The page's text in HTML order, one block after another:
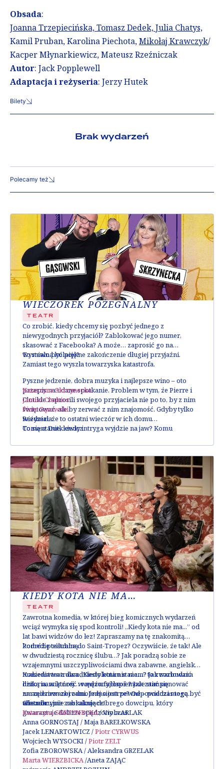
Obsada:
Joanna Trzepiecińska,Tomasz Dedek,Julia Chatys,
Kamil Pruban, Karolina Piechota,Mikołaj Krawczyk/
Kacper Młynarkiewicz, Mateusz Rzeźniczak
Autor: Jack Popplewell
Adaptacja i reżyseria: Jerzy Hutek
Bilety
Brak wydarzeń
Polecamy też
WIECZOREK POŻEGNALNY
TEATR
Co zrobić, kiedy chcemy się pozbyć jednego z
niewygodnych przyjaciół? Zablokować jego numer,
skasować z Facebooka? A może… zaprosić go na
wystawną kolację?
To miało być piękne zakończenie długiej przyjaźni.
Zamiast tego wyszła towarzyska katastrofa.
Pyszne jedzenie, dobra muzyka i najlepsze wino – oto
przepis na udane spotkanie. Problem w tym, że Pierre i
Clotilde zaprosili swojego przyjaciela nie po to, by z nim
świętować, ale by zerwać z nim znajomość. Gdyby tylko
wiedział, że to ostatni wieczór w ich domu…
Co się stanie, kiedy intryga wyjdzie na jaw? Komu
przyjaźni? Tyle pytań! I tylko jedno jest pewne – ten
wieczór będzie inny niż wszystkie.
Obsada:
Katarzyna Skrzynecka
Janusz Chabior
Piotr Gąsowski
Reżyseria:
Tomasz Dutkiewicz
KIEDY KOTA NIE MA…
TEATR
Zawrotna komedia, w której bieg komicznych wydarzeń
wciąż wymyka się spod kontroli! „Kiedy kota nie ma...” od
lat bawi widzów do łez! Zapraszamy na tę znakomitą
komedię teatralną.
Podróż poślubna do Saint-Tropez? Oczywiście, że tak! Ale
w dwudziestą rocznicę ślubu…? Jak poradzą sobie ze
wzajemnymi uszczypliwościami dwa zabawne, angielskie
małżeństwa z dwudziestoletnim stażem? Jak rozbudzić
dziką namiętność w mężu fajtłapie? Jak zaimponować
zmanierowanej zamożnej siostrze? Odpowiedzi mogą być
abstrakcyjnie zaskakujące!
Komedia teatralna „Kiedy kota nie ma…” to zwariowana
historia, w której… wędzony łosoś może stać się
narzędziem zbrodni. Jedno jest pewne – podczas tego
wieczoru nie zabraknie dobrego dowcipu, który
gwarantuje dobrze spędzony czas.
Obsada:
Katarzyna SKRZYNECKA/ Viola ARLAK
Anna GORNOSTAJ / Maja BAREŁKOWSKA
Jacek LENARTOWICZ /Piotr CYRWUS
Wojciech WYSOCKI /Piotr ZELT
Zofia ZBOROWSKA / Aleksandra GRZELAK
Marta WIERZBICKA/Aneta ZAJĄC